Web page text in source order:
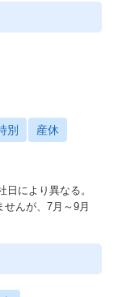
別 産休
により異なる。
んが、7月～9月